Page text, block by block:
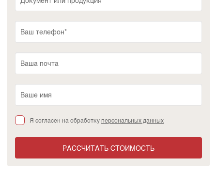
Я согласен на обработкуперсональных данных
РАССЧИТАТЬ СТОИМОСТЬ